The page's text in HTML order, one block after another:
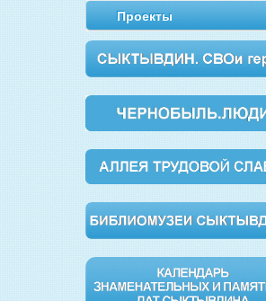
Проекты
Вишневый сад Обломов